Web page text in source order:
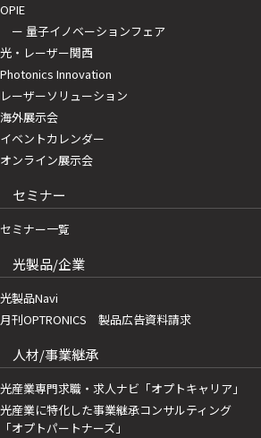
OPIE
ー 量子イノベーションフェア
光・レーザー関西
Photonics Innovation
レーザーソリューション
海外展示会
イベントカレンダー
オンライン展示会
セミナー
セミナー一覧
光製品/企業
光製品Navi
月刊OPTRONICS 製品広告資料請求
人材/事業継承
光産業専門求職・求人ナビ「オプトキャリア」
光産業に特化した事業継承コンサルティング
「オプトパートナーズ」